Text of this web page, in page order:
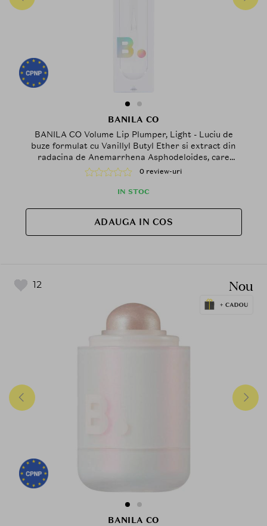
BANILA CO
BANILA CO Volume Lip Plumper, Light - Luciu de
buze formulat cu Vanillyl Butyl Ether si extract din
radacina de Anemarrhena Asphodeloides, care
contribuie la efectul de volum si la metinerea
confortului buzelor
0 review-uri
IN STOC
ADAUGA IN COS
12 Nou
BANILA CO